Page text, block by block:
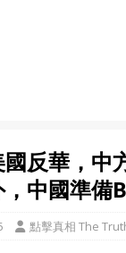
反華，中
中國準備
點擊真相 The